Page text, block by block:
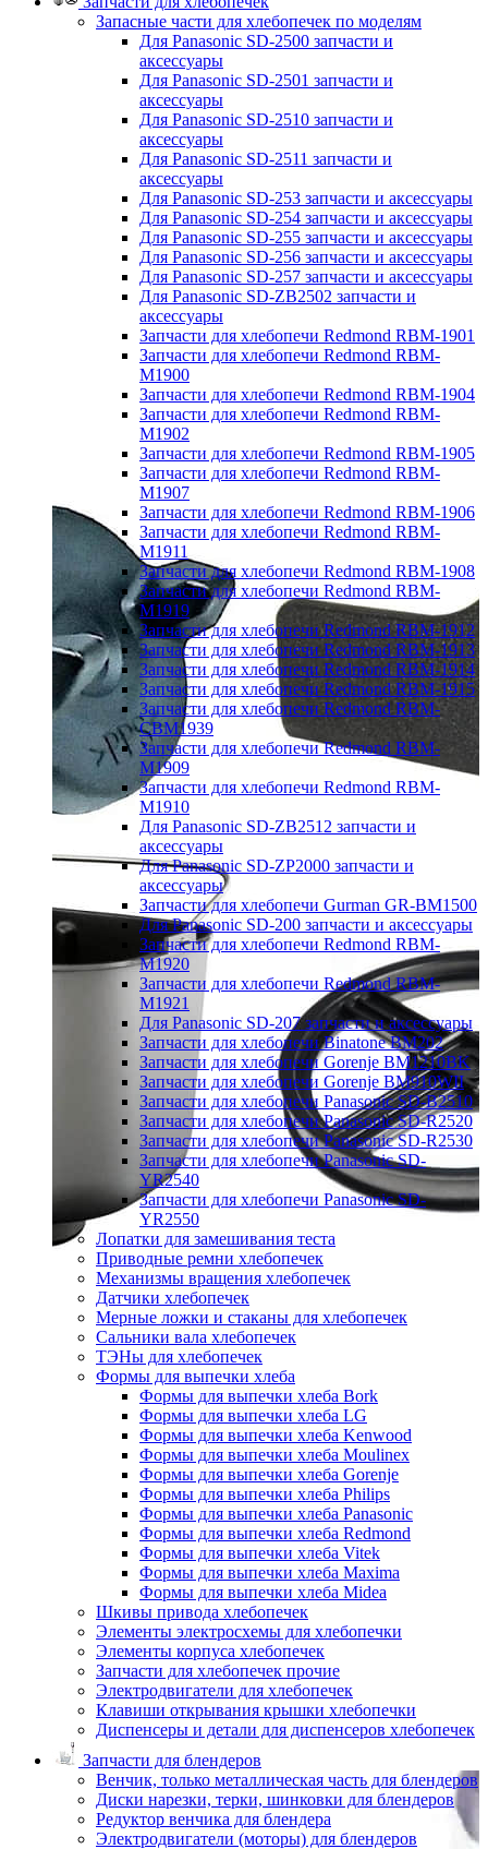
Запасные части для хлебопечек по моделям
Для Panasonic SD-2500 запчасти и
аксессуары
Для Panasonic SD-2501 запчасти и
аксессуары
Для Panasonic SD-2510 запчасти и
аксессуары
Для Panasonic SD-2511 запчасти и
аксессуары
Для Panasonic SD-253 запчасти и аксессуары
Для Panasonic SD-254 запчасти и аксессуары
Для Panasonic SD-255 запчасти и аксессуары
Для Panasonic SD-256 запчасти и аксессуары
Для Panasonic SD-257 запчасти и аксессуары
Для Panasonic SD-ZB2502 запчасти и
аксессуары
Запчасти для хлебопечи Redmond RBM-1901
Запчасти для хлебопечи Redmond RBM-
M1900
Запчасти для хлебопечи Redmond RBM-1904
Запчасти для хлебопечи Redmond RBM-
M1902
Запчасти для хлебопечи Redmond RBM-1905
Запчасти для хлебопечи Redmond RBM-
M1907
Запчасти для хлебопечи Redmond RBM-1906
Запчасти для хлебопечи Redmond RBM-
M1911
Запчасти для хлебопечи Redmond RBM-1908
Запчасти для хлебопечи Redmond RBM-
M1919
Запчасти для хлебопечи Redmond RBM-1912
Запчасти для хлебопечи Redmond RBM-1913
Запчасти для хлебопечи Redmond RBM-1914
Запчасти для хлебопечи Redmond RBM-1915
Запчасти для хлебопечи Redmond RBM-
CBM1939
Запчасти для хлебопечи Redmond RBM-
M1909
Запчасти для хлебопечи Redmond RBM-
M1910
Для Panasonic SD-ZB2512 запчасти и
аксессуары
Для Panasonic SD-ZP2000 запчасти и
аксессуары
Запчасти для хлебопечи Gurman GR-BM1500
Для Panasonic SD-200 запчасти и аксессуары
Запчасти для хлебопечи Redmond RBM-
M1920
Запчасти для хлебопечи Redmond RBM-
M1921
Для Panasonic SD-207 запчасти и аксессуары
Запчасти для хлебопечи Binatone BM202
Запчасти для хлебопечи Gorenje BM1210BK
Запчасти для хлебопечи Gorenje BM910WII
Запчасти для хлебопечи Panasonic SD-B2510
Запчасти для хлебопечи Panasonic SD-R2520
Запчасти для хлебопечи Panasonic SD-R2530
Запчасти для хлебопечи Panasonic SD-
YR2540
Запчасти для хлебопечи Panasonic SD-
YR2550
Лопатки для замешивания теста
Приводные ремни хлебопечек
Механизмы вращения хлебопечек
Датчики хлебопечек
Мерные ложки и стаканы для хлебопечек
Сальники вала хлебопечек
ТЭНы для хлебопечек
Формы для выпечки хлеба
Формы для выпечки хлеба Bork
Формы для выпечки хлеба LG
Формы для выпечки хлеба Kenwood
Формы для выпечки хлеба Moulinex
Формы для выпечки хлеба Gorenje
Формы для выпечки хлеба Philips
Формы для выпечки хлеба Panasonic
Формы для выпечки хлеба Redmond
Формы для выпечки хлеба Vitek
Формы для выпечки хлеба Maxima
Формы для выпечки хлеба Midea
Шкивы привода хлебопечек
Элементы электросхемы для хлебопечки
Элементы корпуса хлебопечек
Запчасти для хлебопечек прочие
Электродвигатели для хлебопечек
Клавиши открывания крышки хлебопечки
Диспенсеры и детали для диспенсеров хлебопечек
Запчасти для блендеров
Венчик, только металлическая часть для блендеров
Диски нарезки, терки, шинковки для блендеров
Редуктор венчика для блендера
Электродвигатели (моторы) для блендеров